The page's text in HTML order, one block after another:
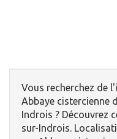
Vous recherchez de
Abbaye cistercienne
Indrois ? Découvrez
sur-Indrois.